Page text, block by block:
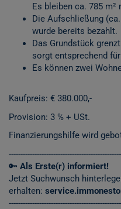
Es bleiben ca. 785 m²
Die Aufschließung
wurde bereits bezahlt.
Das Grundstück
sorgt entsprechend
Es können zwei
Kaufpreis: € 380.000,-
Provision: 3 % + USt.
Finanzierungshilfe wird
------------------------------------------------
🔑 Als Erste(r) informiert!
Jetzt Suchwunsch
erhalten:
------------------------------------------------